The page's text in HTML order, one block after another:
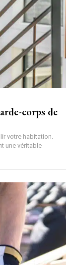
corps de
votre habitation.
une véritable